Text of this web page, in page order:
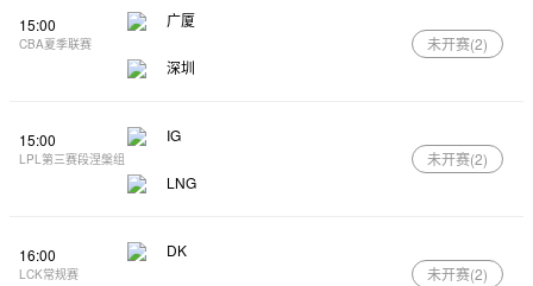
15:00
CBA夏季联赛
广厦
深圳
未开赛(2)
15:00
LPL第三赛段涅槃组
IG
LNG
未开赛(2)
16:00
LCK常规赛
DK
未开赛(2)